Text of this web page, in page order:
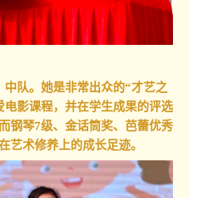
中队。她是非常出众的“才艺之
电影课程，并在学生成果的评选
钢琴7级、金话筒奖、芭蕾优秀
术修养上的成长足迹。